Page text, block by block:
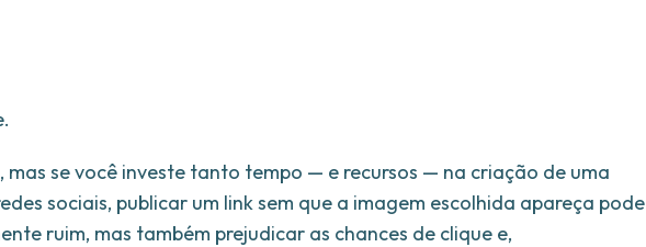
mas se você investe tanto tempo — e recursos — na criação de uma
sociais, publicar um link sem que a imagem escolhida apareça pode
ruim, mas também prejudicar as chances de clique e,